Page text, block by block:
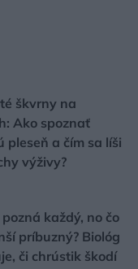
škvrny na
Ako spoznať
pleseň a čím sa líši
výživy?
každý, no čo
príbuzný? Biológ
či chrústik škodí